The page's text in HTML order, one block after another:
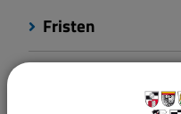
Fristen